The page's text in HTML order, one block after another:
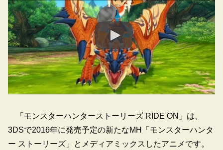
「モンスターハンターストーリーズ RIDE ON」は、
3DSで2016年に発売予定の新たなMH「モンスターハンタ
ー ストーリーズ」とメディアミックスしたアニメです。